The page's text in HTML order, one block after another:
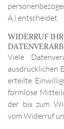
Ä.) entscheidet.
WIDERRUF
Viele
ausdrücklichen
erteilte
formlose
der bis zum
vom Widerruf